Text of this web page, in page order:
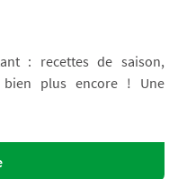
: recettes de saison,
bien plus encore ! Une